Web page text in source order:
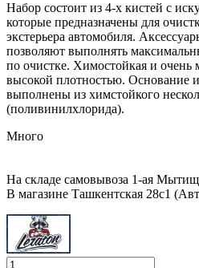
Набор состоит из 4-х кистей с
которые предназначены для
экстерьера автомобиля.
позволяют выполнять
по очистке. Химостойкая и очень
высокой плотностью. Основание
выполнены из химстойкого
(поливинилхлорида).
Много
На складе самовывоза 1-ая
В магазине Ташкентская 28с1